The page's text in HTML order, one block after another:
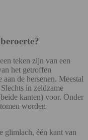
teken zijn van een
het getroffen
de hersenen. Meestal
in zeldzame
kanten) voor. Onder
worden
glimlach, één kant van